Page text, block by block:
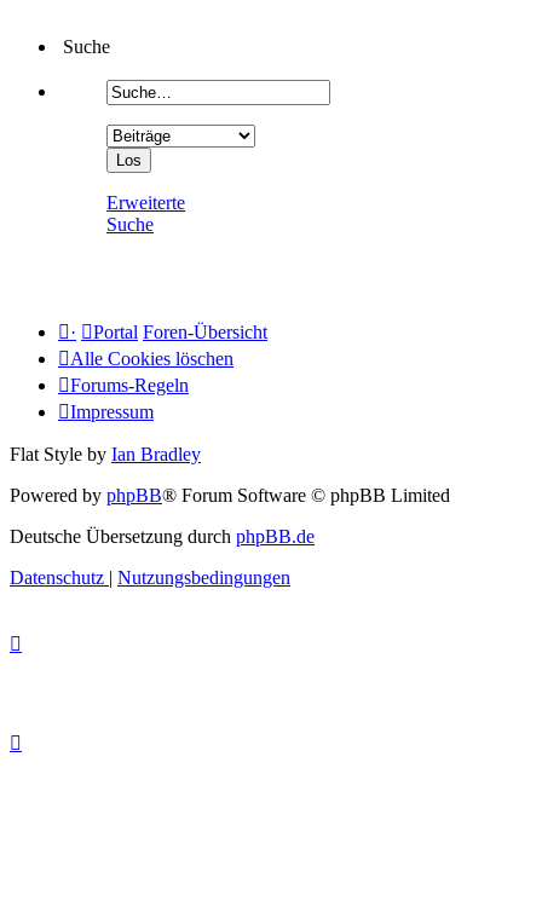
Suche
Erweiterte
Suche
· Portal Foren-Übersicht
Alle Cookies löschen
Forums-Regeln
Impressum
Flat Style by Ian Bradley
Powered by phpBB® Forum Software © phpBB Limited
Deutsche Übersetzung durch phpBB.de
Datenschutz | Nutzungsbedingungen